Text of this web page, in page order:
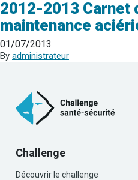
2012-2013 Carnet
maintenance
01/07/2013
By administrateur
Challenge
Découvrir le challenge